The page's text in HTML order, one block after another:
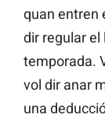
quan entren
dir regular el
temporada.
vol dir anar
una